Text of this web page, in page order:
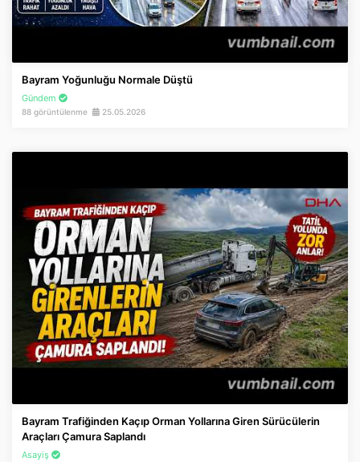
Bayram Yoğunluğu Normale Düştü
Gündem
88 görüntülenme 25.05.2026
Bayram Trafiğinden Kaçıp Orman Yollarına Giren Sürücülerin
Araçları Çamura Saplandı
Asayiş